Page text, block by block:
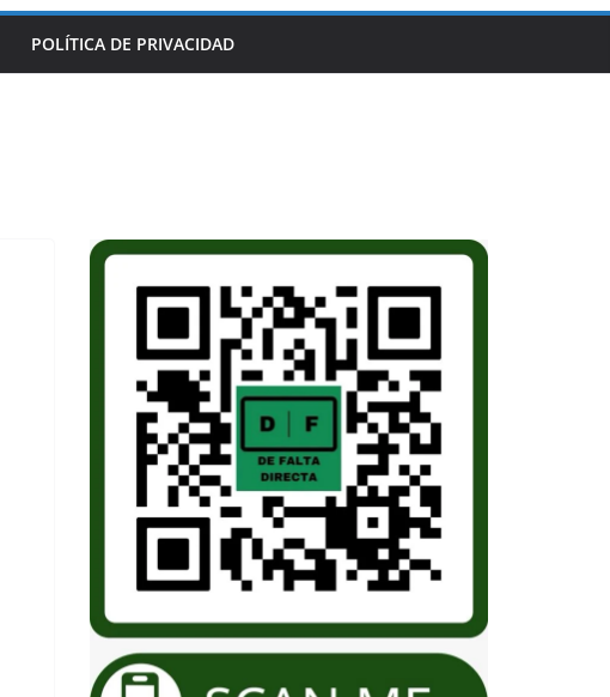
POLÍTICA DE PRIVACIDAD